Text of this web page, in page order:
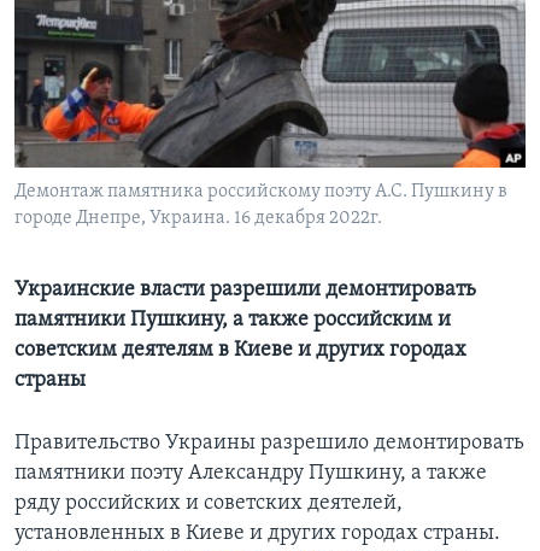
Learning English
СОЦИАЛЬНЫЕ СЕТИ
Языки
Демонтаж памятника российскому поэту А.С. Пушкину в
городе Днепре, Украина. 16 декабря 2022г.
Украинские власти разрешили демонтировать
памятники Пушкину, а также российским и
советским деятелям в Киеве и других городах
страны
Правительство Украины разрешило демонтировать
памятники поэту Александру Пушкину, а также
ряду российских и советских деятелей,
установленных в Киеве и других городах страны.